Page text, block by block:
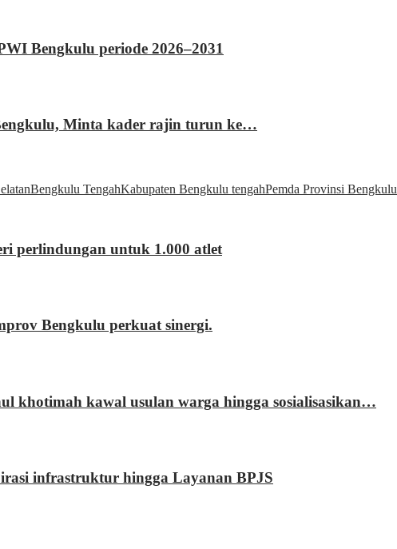
Bengkulu periode 2026–2031
Minta kader rajin turun ke…
Bengkulu TengahKabupaten Bengkulu tengahPemda Provinsi Bengkulu
perlindungan untuk 1.000 atlet
Bengkulu perkuat sinergi.
khotimah kawal usulan warga hingga sosialisasikan…
infrastruktur hingga Layanan BPJS